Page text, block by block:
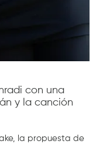
con una
y la canción
la propuesta de